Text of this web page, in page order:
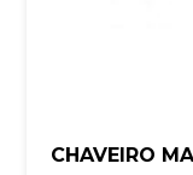
CHAVEIRO